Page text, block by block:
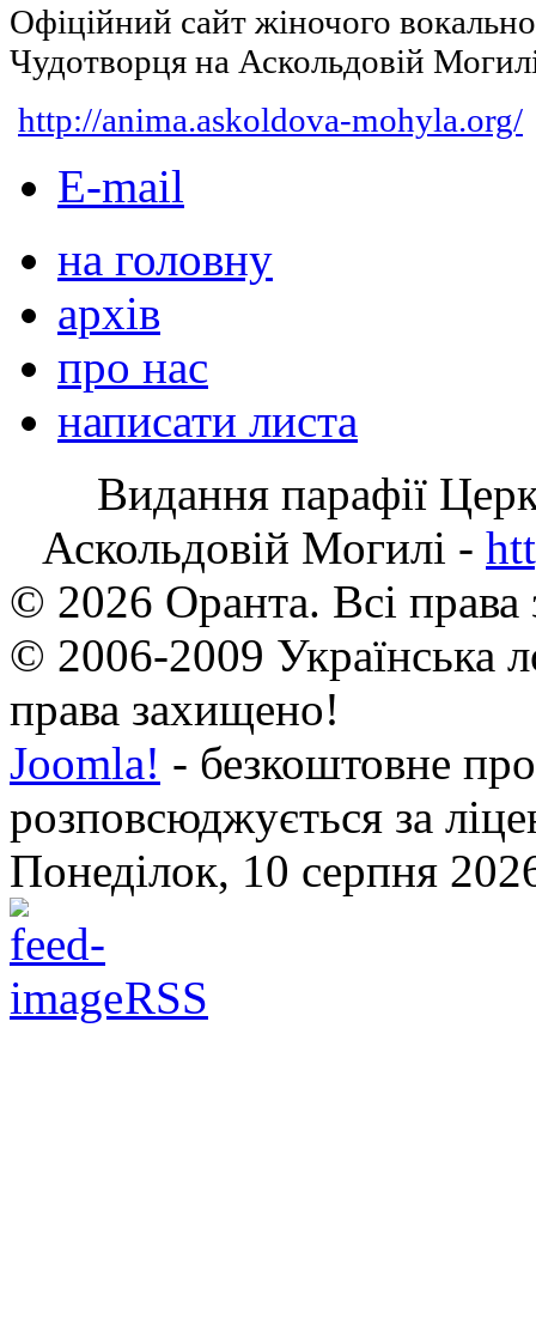
Офіційний сайт жіночого
Чудотворця на Аскольдовій
http://anima.askoldova-mohyla.org/
E-mail
на головну
архів
про нас
написати листа
Видання парафії
Аскольдовій Могилі -
© 2026 Оранта. Всі
© 2006-2009 Українська
права захищено!
Joomla! - безкоштовне
розповсюджується за
Понеділок, 10 серпня
RSS